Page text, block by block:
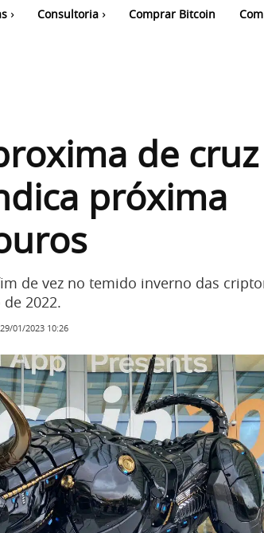
Consultoria Comprar Bitcoin
de cruz
próxima
de vez no temido inverno das
2022.
29/01/2023 10:26